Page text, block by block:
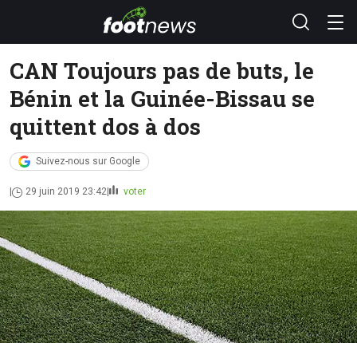
CAN Toujours pas de buts, le
Bénin et la Guinée-Bissau se
quittent dos à dos
Suivez-nous sur Google
29 juin 2019 23:42 voter